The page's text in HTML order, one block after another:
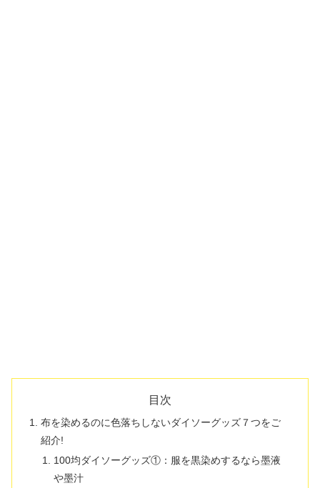
目次
布を染めるのに色落ちしないダイソーグッズ７つをご
紹介!
100均ダイソーグッズ①：服を黒染めするなら墨液
や墨汁